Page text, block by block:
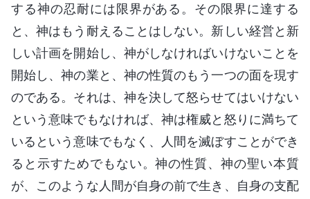
する神の忍耐には限界がある。その限界に達する
と、神はもう耐えることはしない。新しい経営と新
しい計画を開始し、神がしなければいけないことを
開始し、神の業と、神の性質のもう一つの面を現す
のである。それは、神を決して怒らせてはいけない
という意味でもなければ、神は権威と怒りに満ちて
いるという意味でもなく、人間を滅ぼすことができ
ると示すためでもない。神の性質、神の聖い本質
が、このような人間が自身の前で生き、自身の支配